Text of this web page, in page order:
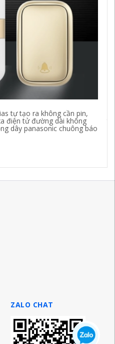
tự tạo ra không cần pin,
điện tử đường dài không
dây panasonic chuông báo
ZALO CHAT